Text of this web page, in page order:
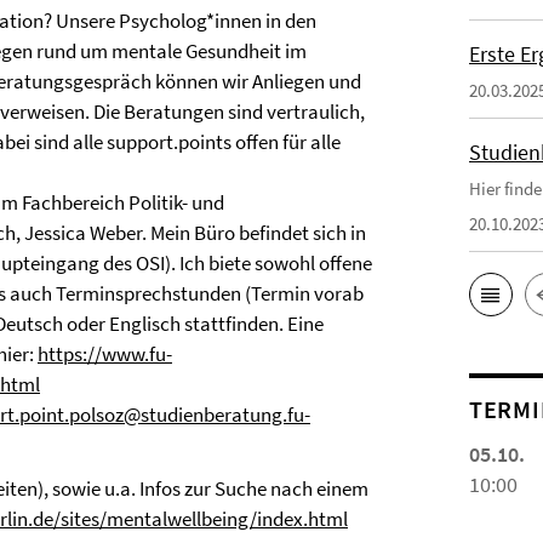
Unsere Psycholog*innen in den
rund um mentale Gesundheit im
können wir Anliegen und
Die Beratungen sind vertraulich,
sind alle support.points offen für alle
Fachbereich Politik- und
Jessica Weber. Mein Büro befindet sich in
des OSI). Ich biete sowohl offene
Terminsprechstunden (Termin vorab
oder Englisch stattfinden. Eine
https://www.fu-
sowie u.a. Infos zur Suche nach einem
sites/mentalwellbeing/index.html
Erste
Hier
05.10.
10:00